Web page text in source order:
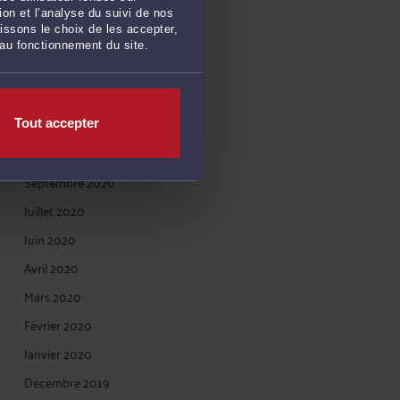
et l’analyse du suivi de nos
le choix de les accepter,
fonctionnement du site.
Tout accepter
Avril 2021
Mars 2021
Janvier 2021
Décembre 2020
Novembre 2020
Octobre 2020
Septembre 2020
Juillet 2020
Juin 2020
Avril 2020
Mars 2020
Février 2020
Janvier 2020
Décembre 2019